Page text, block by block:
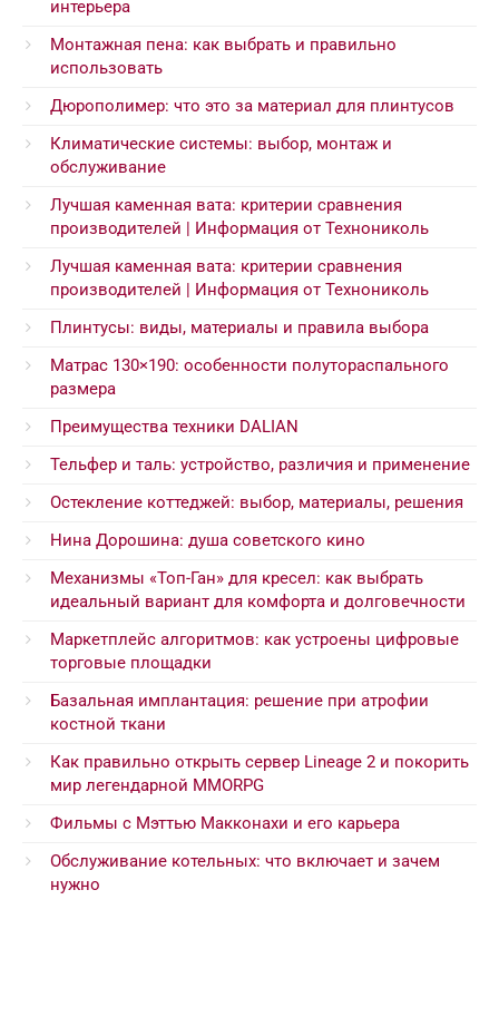
интерьера
Монтажная пена: как выбрать и правильно
использовать
Дюрополимер: что это за материал для плинтусов
Климатические системы: выбор, монтаж и
обслуживание
Лучшая каменная вата: критерии сравнения
производителей | Информация от Технониколь
Лучшая каменная вата: критерии сравнения
производителей | Информация от Технониколь
Плинтусы: виды, материалы и правила выбора
Матрас 130×190: особенности полутораспального
размера
Преимущества техники DALIAN
Тельфер и таль: устройство, различия и применение
Остекление коттеджей: выбор, материалы, решения
Нина Дорошина: душа советского кино
Механизмы «Топ-Ган» для кресел: как выбрать
идеальный вариант для комфорта и долговечности
Маркетплейс алгоритмов: как устроены цифровые
торговые площадки
Базальная имплантация: решение при атрофии
костной ткани
Как правильно открыть сервер Lineage 2 и покорить
мир легендарной MMORPG
Фильмы с Мэттью Макконахи и его карьера
Обслуживание котельных: что включает и зачем
нужно